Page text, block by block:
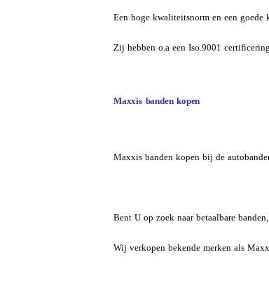
Een hoge kwaliteitsnorm en een
Zij hebben o.a een Iso.9001
Maxxis banden kopen
Maxxis banden kopen bij de
Bent U op zoek naar betaalbare
Wij verkopen bekende merken als